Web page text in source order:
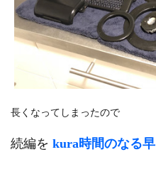
長くなってしまったので
続編を kura時間のなる早